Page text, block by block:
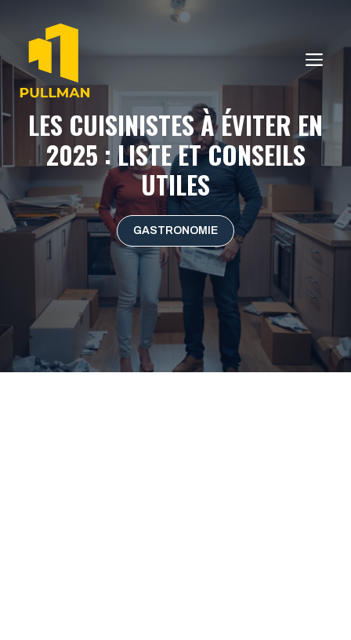
contenu
LES CUISINISTES À ÉVITER EN
2025 : LISTE ET CONSEILS
UTILES
GASTRONOMIE